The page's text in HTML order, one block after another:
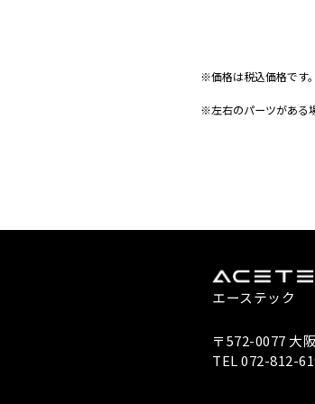
※価格は税込価格です。
※左右のパーツがある
エーステック
〒572-0077 大
TEL 072-812-